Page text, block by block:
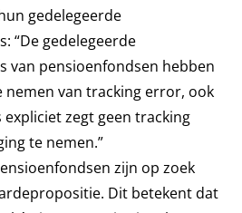
gedelegeerde
“De gedelegeerde
van pensioenfondsen hebben
nemen van tracking error, ook
zegt geen tracking
te nemen.”
zijn op zoek
Dit betekent dat